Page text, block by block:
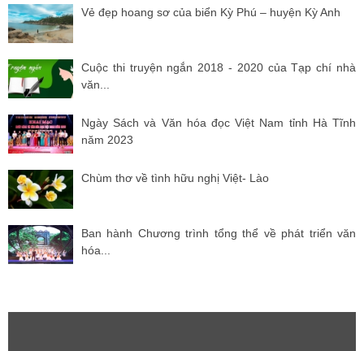
Vẻ đẹp hoang sơ của biển Kỳ Phú – huyện Kỳ Anh
Cuộc thi truyện ngắn 2018 - 2020 của Tạp chí nhà
văn...
Ngày Sách và Văn hóa đọc Việt Nam tỉnh Hà Tĩnh
năm 2023
Chùm thơ về tình hữu nghị Việt- Lào
Ban hành Chương trình tổng thể về phát triển văn
hóa...